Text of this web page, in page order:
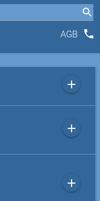
AGB phone
add
add
add